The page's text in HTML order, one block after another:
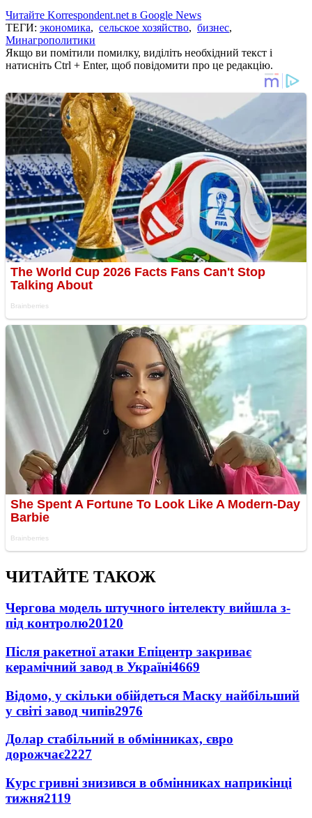
Читайте Korrespondent.net в Google News
ТЕГИ: экономика, сельское хозяйство, бизнес,
Минагрополитики
Якщо ви помітили помилку, виділіть необхідний текст і
натисніть Ctrl + Enter, щоб повідомити про це редакцію.
ЧИТАЙТЕ ТАКОЖ
Чергова модель штучного інтелекту вийшла з-
під контролю20120
Після ракетної атаки Епіцентр закриває
керамічний завод в Україні4669
Відомо, у скільки обійдеться Маску найбільший
у світі завод чипів2976
Долар стабільний в обмінниках, євро
дорожчає2227
Курс гривні знизився в обмінниках наприкінці
тижня2119